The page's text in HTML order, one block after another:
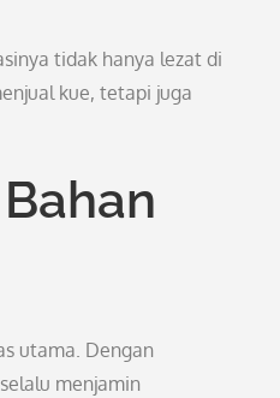
tidak hanya lezat di
kue, tetapi juga
utama. Dengan
menjamin